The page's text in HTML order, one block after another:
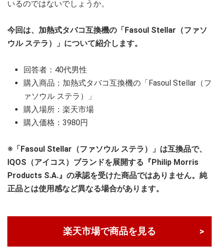
いるのではないでしょうか。
今回は、加熱式タバコ互換機の「Fasoul Stellar（ファソ
ウル ステラ）」について紹介します。
回答者：40代男性
購入商品：加熱式タバコ互換機の「Fasoul Stellar（フ
ァソウル ステラ）」
購入場所：楽天市場
購入価格：3980円
※「Fasoul Stellar（ファソウル ステラ）」は互換品で、
IQOS（アイコス）ブランドを展開する『Philip Morris
Products S.A.』の承認を受けた商品ではありません。純
正品とは使用感など異なる場合があります。
楽天市場で商品を見る